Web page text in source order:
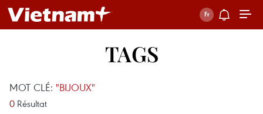
TAGS
MOT CLÉ: "BIJOUX"
0 Résultat